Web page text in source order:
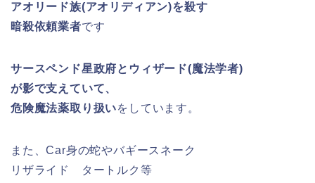
アオリード族(アオリディアン)を殺す
暗殺依頼業者です
サースペンド星政府とウィザード(魔法学者)
が影で支えていて、
危険魔法薬取り扱いをしています。
また、Car身の蛇やバギースネーク
リザライド タートルク等